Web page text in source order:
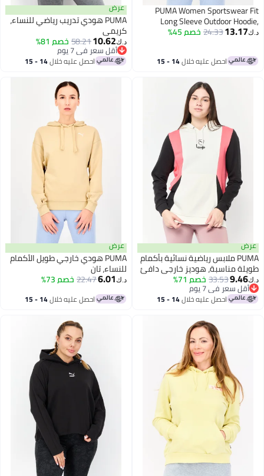
PUMA Women Sportswear Fit
Long Sleeve Outdoor Hoodie,
Multicolor
د.ك‏13.17
24.33خصم 45%
احصل عليه خلال 14 - 15
عرض
PUMA هودي تدريب رياضي للنساء،
كريمي
د.ك‏10.62
58.21خصم 81%
أقل سعر في 7 يوم
أقل سعر في 7 يوماحصل عليه خلال 14 - 15
عرض
PUMA ملابس رياضية نسائية بأكمام
طويلة مناسبة، هوديز خارجي دافئ
أبيض
د.ك‏9.46
33.53خصم 71%
أقل سعر في 7 يوم
أقل سعر في 7 يوماحصل عليه خلال 14 - 15
عرض
PUMA هودي خارجي طويل الأكمام
للنساء، تان
د.ك‏6.01
22.47خصم 73%
احصل عليه خلال 14 - 15